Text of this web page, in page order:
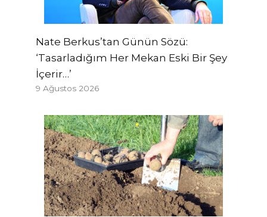
Nate Berkus’tan Günün Sözü:
‘Tasarladığım Her Mekan Eski Bir Şey
İçerir…’
9 Ağustos 2026